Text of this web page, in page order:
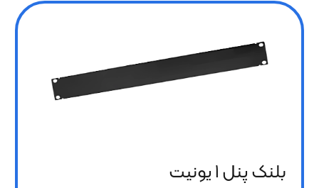
بلنک پنل 1 یونیت